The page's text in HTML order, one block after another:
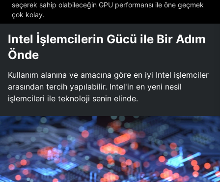
seçerek sahip olabileceğin GPU performansı ile öne geçmek
çok kolay.
Intel İşlemcilerin Gücü ile Bir Adım
Önde
Kullanım alanına ve amacına göre en iyi Intel işlemciler
arasından tercih yapılabilir. Intel'in en yeni nesil
işlemcileri ile teknoloji senin elinde.